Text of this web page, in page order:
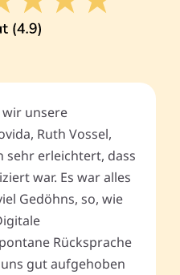
unsere
Ruth Vossel,
sehr erleichtert, dass
war. Es war alles
Gedöhns, so, wie
Rücksprache
gut aufgehoben